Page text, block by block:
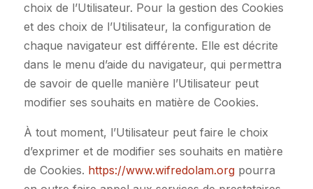
choix de l’Utilisateur. Pour la gestion des Cookies
et des choix de l’Utilisateur, la configuration de
chaque navigateur est différente. Elle est décrite
dans le menu d’aide du navigateur, qui permettra
de savoir de quelle manière l’Utilisateur peut
modifier ses souhaits en matière de Cookies.
À tout moment, l’Utilisateur peut faire le choix
d’exprimer et de modifier ses souhaits en matière
de Cookies. https://www.wifredolam.orgpourra